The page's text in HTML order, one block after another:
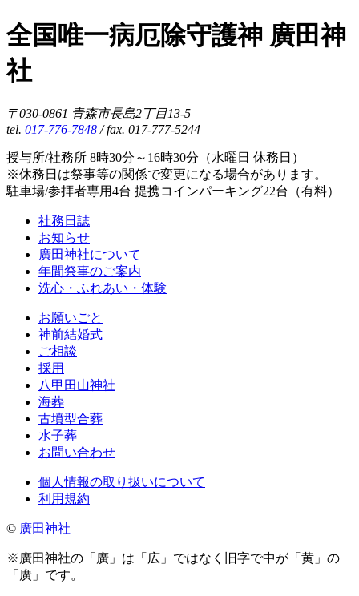
全国唯一病厄除守護神 廣田神
社
〒030-0861 青森市長島2丁目13-5
tel. 017-776-7848 / fax. 017-777-5244
授与所/社務所 8時30分～16時30分（水曜日 休務日）
※休務日は祭事等の関係で変更になる場合があります。
駐車場/参拝者専用4台 提携コインパーキング22台（有料）
社務日誌
お知らせ
廣田神社について
年間祭事のご案内
洗心・ふれあい・体験
お願いごと
神前結婚式
ご相談
採用
八甲田山神社
海葬
古墳型合葬
水子葬
お問い合わせ
個人情報の取り扱いについて
利用規約
© 廣田神社
※廣田神社の「廣」は「広」ではなく旧字で中が「黄」の
「廣」です。